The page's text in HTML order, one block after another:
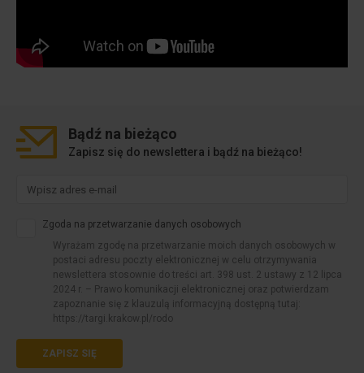
Bądź na bieżąco
Zapisz się do newslettera i bądź na bieżąco!
Zgoda na przetwarzanie danych osobowych
Wyrażam zgodę na przetwarzanie moich danych osobowych w
postaci adresu poczty elektronicznej w celu otrzymywania
newslettera stosownie do treści art. 398 ust. 2 ustawy z 12 lipca
2024 r. – Prawo komunikacji elektronicznej oraz potwierdzam
zapoznanie się z klauzulą informacyjną dostępną tutaj:
https://targi.krakow.pl/rodo
ZAPISZ SIĘ